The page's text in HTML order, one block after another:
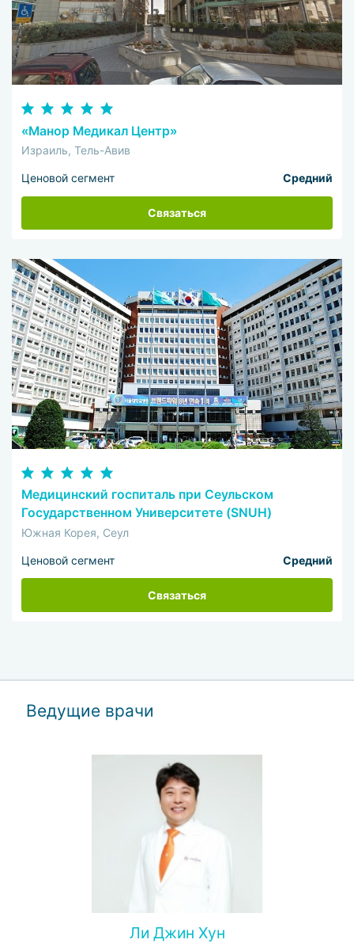
«Манор Медикал Центр»
Израиль, Тель-Авив
Ценовой сегмент Средний
Связаться
Медицинский госпиталь при Сеульском
Государственном Университете (SNUH)
Южная Корея, Сеул
Ценовой сегмент Средний
Связаться
Ведущие врачи
Ли Джин Хун